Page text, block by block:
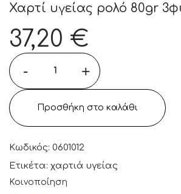
Χαρτί υγείας ρολό 80gr
37,20 €
- +
Προσθήκη στο καλάθι
Κωδικός: 0601012
Ετικέτα: χαρτιά υγείας
Κοινοποίηση